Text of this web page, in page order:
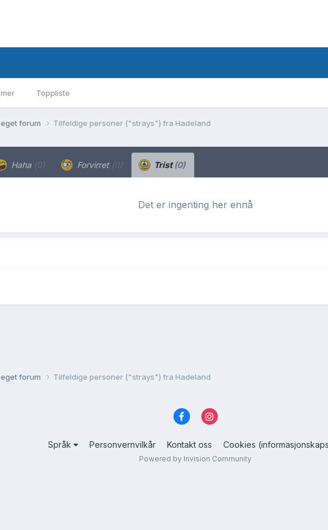
Toppliste
forum Tilfeldige personer ("strays") fra Hadeland
Haha (0) Forvirret (0) Trist(0)
Det er ingenting her ennå
forum Tilfeldige personer ("strays") fra Hadeland
Språk Personvernvilkår Kontakt oss Cookies
Powered by Invision Community